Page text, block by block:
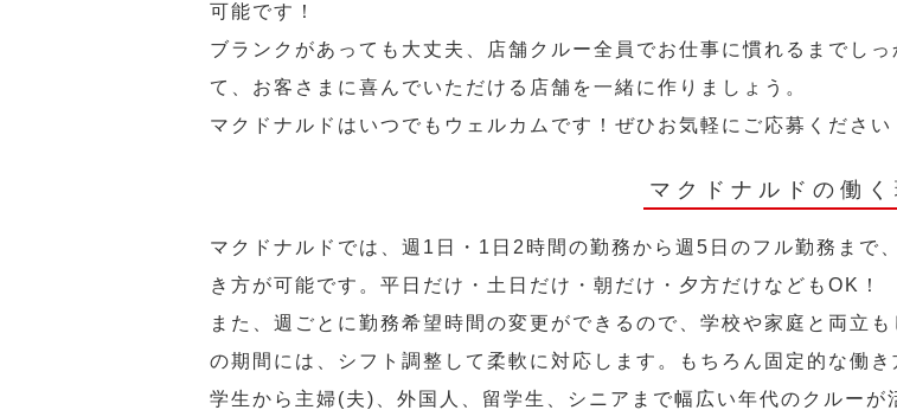
可能です！
ブランクがあっても大丈夫、店舗クルー全員でお仕事に慣れるまでし
て、お客さまに喜んでいただける店舗を一緒に作りましょう。
マクドナルドはいつでもウェルカムです！ぜひお気軽にご応募ください
マクドナルドの働く
マクドナルドでは、週1日・1日2時間の勤務から週5日のフル勤務まで
き方が可能です。平日だけ・土日だけ・朝だけ・夕方だけなどもOK！
また、週ごとに勤務希望時間の変更ができるので、学校や家庭と両立
の期間には、シフト調整して柔軟に対応します。もちろん固定的な働き
学生から主婦(夫)、外国人、留学生、シニアまで幅広い年代のクルー